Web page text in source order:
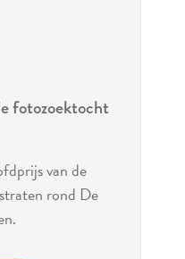
fotozoektocht
van de
rond De